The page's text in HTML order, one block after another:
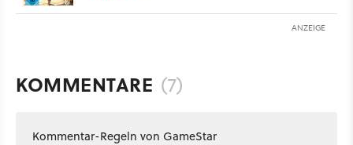
ANZEIGE
KOMMENTARE (7)
Kommentar-Regeln von GameStar